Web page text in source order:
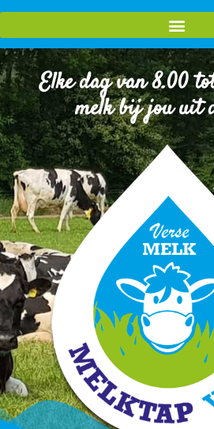
Elke dag van 8.00
melk bij jou uit